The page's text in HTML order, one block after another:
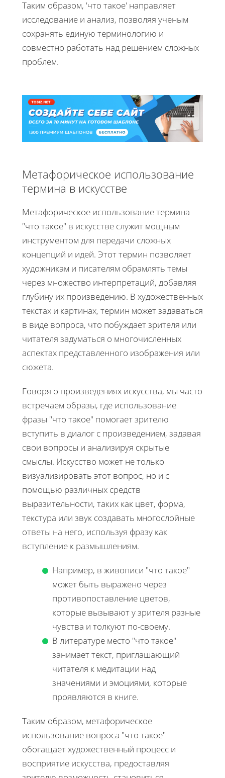
Таким образом, 'что такое' направляет
исследование и анализ, позволяя ученым
сохранять единую терминологию и
совместно работать над решением сложных
проблем.
Метафорическое использование
термина в искусстве
Метафорическое использование термина
"что такое" в искусстве служит мощным
инструментом для передачи сложных
концепций и идей. Этот термин позволяет
художникам и писателям обрамлять темы
через множество интерпретаций, добавляя
глубину их произведению. В художественных
текстах и картинах, термин может задаваться
в виде вопроса, что побуждает зрителя или
читателя задуматься о многочисленных
аспектах представленного изображения или
сюжета.
Говоря о произведениях искусства, мы часто
встречаем образы, где использование
фразы "что такое" помогает зрителю
вступить в диалог с произведением, задавая
свои вопросы и анализируя скрытые
смыслы. Искусство может не только
визуализировать этот вопрос, но и с
помощью различных средств
выразительности, таких как цвет, форма,
текстура или звук создавать многослойные
ответы на него, используя фразу как
вступление к размышлениям.
Например, в живописи "что такое"
может быть выражено через
противопоставление цветов,
которые вызывают у зрителя разные
чувства и толкуют по-своему.
В литературе место "что такое"
занимает текст, приглашающий
читателя к медитации над
значениями и эмоциями, которые
проявляются в книге.
Таким образом, метафорическое
использование вопроса "что такое"
обогащает художественный процесс и
восприятие искусства, предоставляя